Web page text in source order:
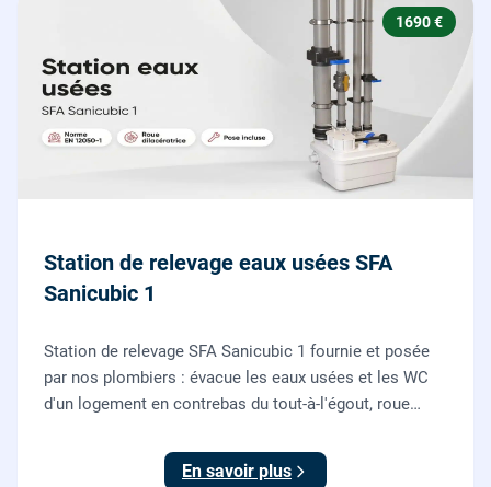
1690 €
Station de relevage eaux usées SFA
Sanicubic 1
Station de relevage SFA Sanicubic 1 fournie et posée
par nos plombiers : évacue les eaux usées et les WC
d'un logement en contrebas du tout-à-l'égout, roue
En savoir plus